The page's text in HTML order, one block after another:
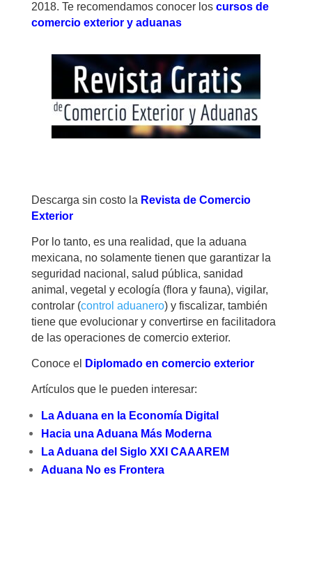
2018. Te recomendamos conocer los cursos de
comercio exterior y aduanas
Descarga sin costo la Revista de Comercio
Exterior
Por lo tanto, es una realidad, que la aduana
mexicana, no solamente tienen que garantizar la
seguridad nacional, salud pública, sanidad
animal, vegetal y ecología (flora y fauna), vigilar,
controlar (control aduanero) y fiscalizar, también
tiene que evolucionar y convertirse en facilitadora
de las operaciones de comercio exterior.
Conoce el Diplomado en comercio exterior
Artículos que le pueden interesar:
La Aduana en la Economía Digital
Hacia una Aduana Más Moderna
La Aduana del Siglo XXI CAAAREM
Aduana No es Frontera